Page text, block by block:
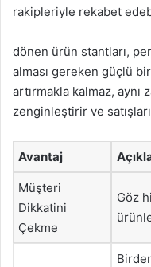
rakipleriyle rekabet
dönen ürün stantları,
alması gereken güçlü
artırmakla kalmaz, aynı
zenginleştirir ve
Avantaj
Müşteri
Dikkatini
Çekme
Göz